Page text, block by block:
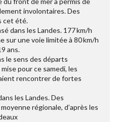
involontaires. Des
cet été.
dans les Landes. 177 km/h
sur une voie limitée à 80 km/h
ans.
le sens des départs
pour ce samedi, les
rencontrer de fortes
les Landes. Des
régionale, d’après les